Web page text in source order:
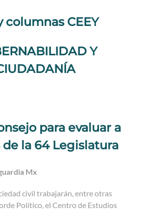
columnas CEEY
Y
para evaluar a
la 64 Legislatura
Mx
civil trabajarán, entre otras
Político, el Centro de Estudios